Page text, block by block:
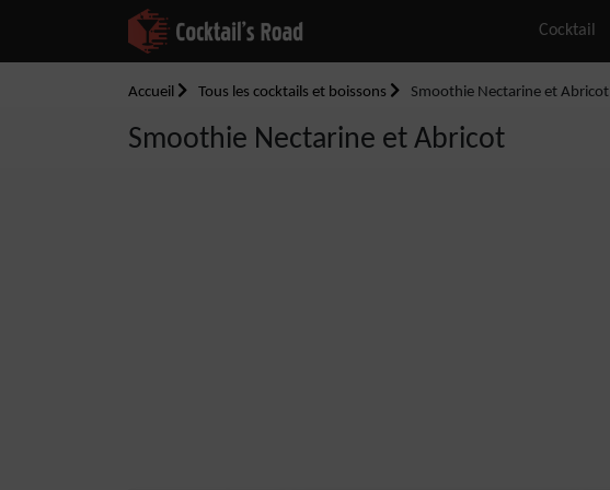
Cocktail
Accueil Tous les cocktails et boissons Smoothie Nectarine et Abricot
Smoothie Nectarine et Abricot